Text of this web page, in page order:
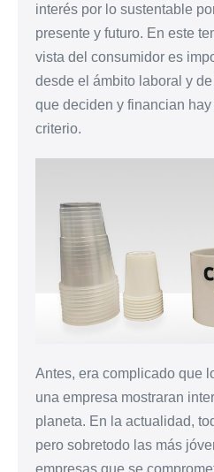
interés por lo sustentable
presente y futuro. En este
vista del consumidor es
desde el ámbito laboral y
que deciden y financian
criterio.
Antes, era complicado que
una empresa mostraran
planeta. En la actualidad,
pero sobretodo las más
empresas que se